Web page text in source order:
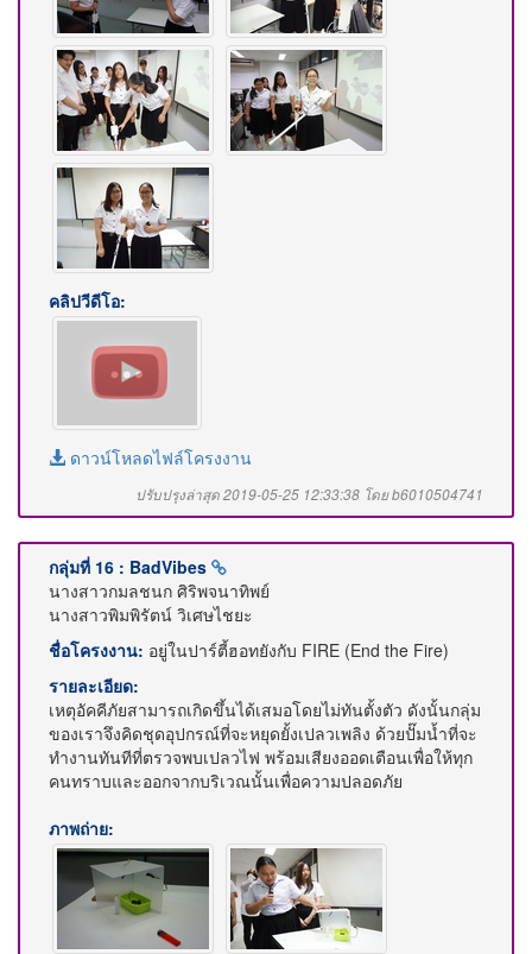
คลิปวีดีโอ:
ดาวน์โหลดไฟล์โครงงาน
ปรับปรุงล่าสุด 2019-05-25 12:33:38 โดย b6010504741
กลุ่มที่ 16 : BadVibes
นางสาวกมลชนก ศิริพจนาทิพย์
นางสาวพิมพิรัตน์ วิเศษไชยะ
ชื่อโครงงาน: อยู่ในปาร์ตี้ฮอทยังกับ FIRE (End the Fire)
รายละเอียด:
เหตุอัคคีภัยสามารถเกิดขึ้นได้เสมอโดยไม่ทันตั้งตัว ดังนั้นกลุ่ม
ของเราจึงคิดชุดอุปกรณ์ที่จะหยุดยั้งเปลวเพลิง ด้วยปั๊มน้ำที่จะ
ทำงานทันทีที่ตรวจพบเปลวไฟ พร้อมเสียงออดเตือนเพื่อให้ทุก
คนทราบและออกจากบริเวณนั้นเพื่อความปลอดภัย
ภาพถ่าย: